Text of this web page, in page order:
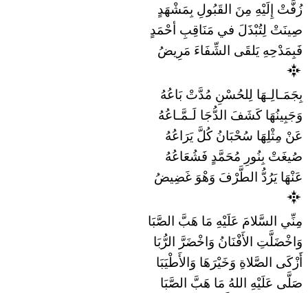
زُفَّتْ إِلَيْهِ مِنَ القَبُولِ بِمَشْهَدٍ
صِينَتْ لِتُبْذَلَ في مَنَاقِبِ أحْمَدٍ
فَبِمَدْحِهِ يَلقَى الشِّفَاءَ مَرِيضُ
بِجَمَـالِـهَا لِلحُسْنِ مُدَّتْ بَاعُهُ
وَجَبِينُهَا كَشَفَ الدُّجَا لَـمَّـاعُهُ
عَنْ مِثْلِهَا سُحْبَانُ كُلَّ يَرَاعُهُ
صُيغَتْ بِنُورِ مُحَمَّدٍ فَشُعَاعُهُ
عَنْهَا يَرُدُّ الطَّرْفَ وَهْوَ غَضِيضُ
مِنِّي السَّلامَ عَلَيْهِ مَا هَبَّ الصَّبَا
وَاخْضَلَّتِ الأَفْنَانُ وَاخْضَرَّ الرُّبَا
أَزْكَى الصَّلاةِ وَخَيْرَهَا وَالأَطْيَبَا
صَلَّى عَلَيْهِ اللهُ مَا هَبَّ الصَّبَا